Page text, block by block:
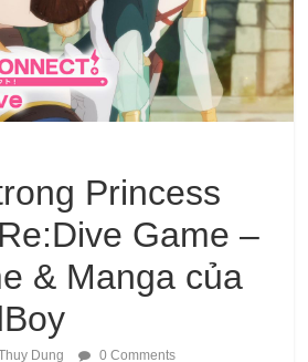
Princess
Game –
& Manga của
Dung 0 Comments